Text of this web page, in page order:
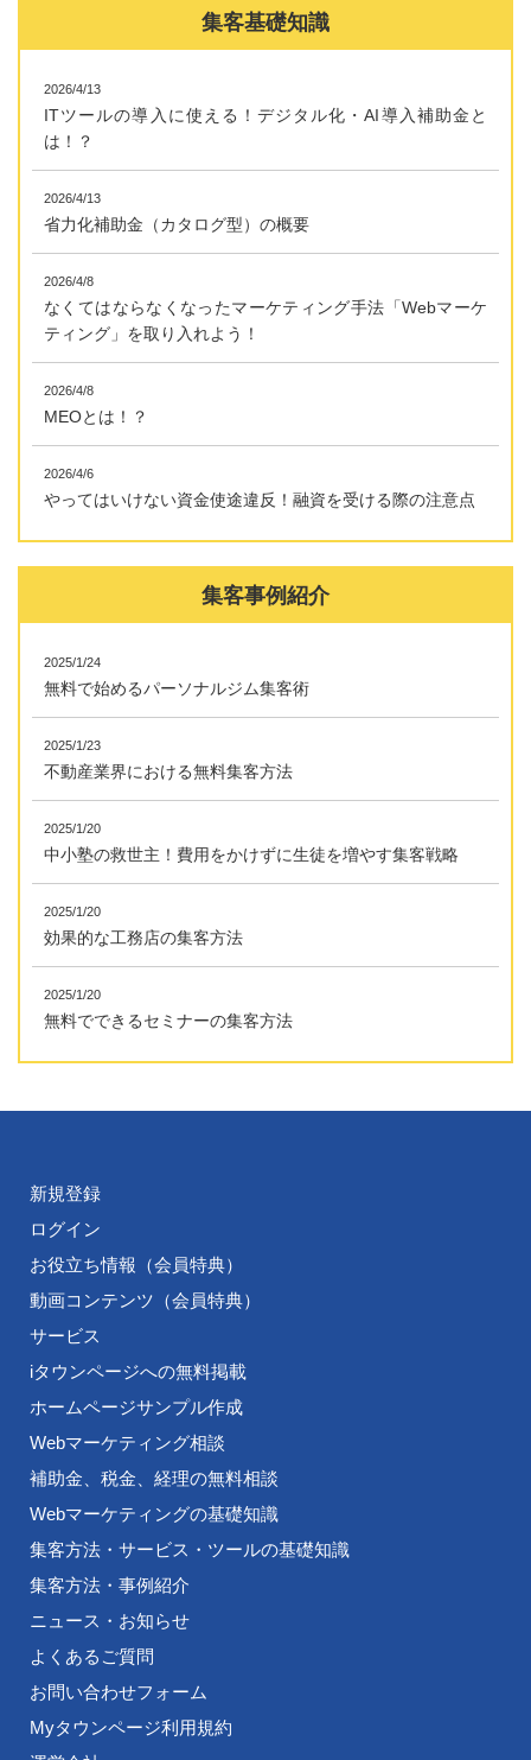
集客基礎知識
2026/4/13
ITツールの導入に使える！デジタル化・AI導入補助金と
は！？
2026/4/13
省力化補助金（カタログ型）の概要
2026/4/8
なくてはならなくなったマーケティング手法「Webマーケ
ティング」を取り入れよう！
2026/4/8
MEOとは！？
2026/4/6
やってはいけない資金使途違反！融資を受ける際の注意点
集客事例紹介
2025/1/24
無料で始めるパーソナルジム集客術
2025/1/23
不動産業界における無料集客方法
2025/1/20
中小塾の救世主！費用をかけずに生徒を増やす集客戦略
2025/1/20
効果的な工務店の集客方法
2025/1/20
無料でできるセミナーの集客方法
新規登録
ログイン
お役立ち情報（会員特典）
動画コンテンツ（会員特典）
サービス
iタウンページへの無料掲載
ホームページサンプル作成
Webマーケティング相談
補助金、税金、経理の無料相談
Webマーケティングの基礎知識
集客方法・サービス・ツールの基礎知識
集客方法・事例紹介
ニュース・お知らせ
よくあるご質問
お問い合わせフォーム
Myタウンページ利用規約